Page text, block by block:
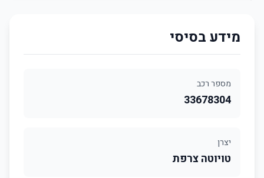
מידע בסיסי
מספר רכב
33678304
יצרן
טויוטה צרפת